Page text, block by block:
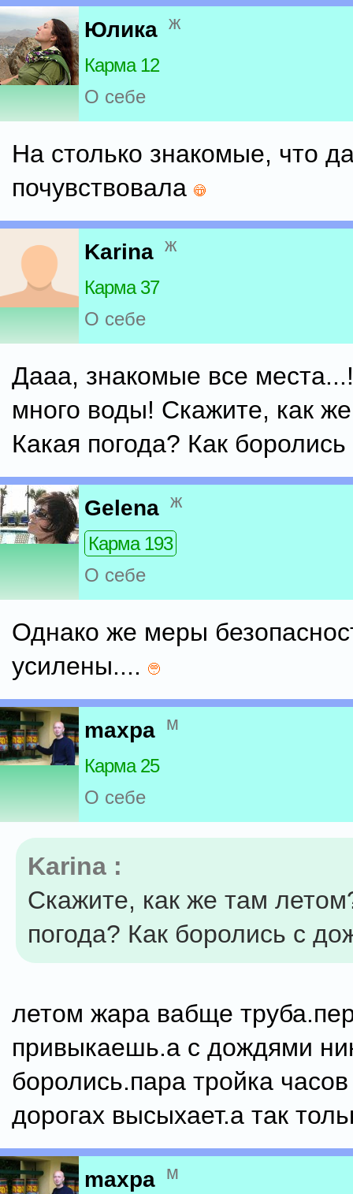
Юлика ж
Карма 12
О себе
На столько знакомые, что
почувствовала
Karina ж
Карма 37
О себе
Дааа, знакомые все
много воды! Скажите, как
Какая погода? Как
Gelena ж
Карма 193
О себе
Однако же меры
усилены....
maxpa м
Карма 25
О себе
Karina :
Скажите, как же там
погода? Как боролись с
летом жара вабще
привыкаешь.а с дождями
боролись.пара тройка
дорогах высыхает.а так
maxpa м